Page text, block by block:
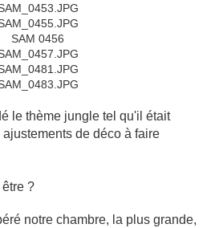
le thème jungle tel qu'il était
de déco à faire
?
notre chambre, la plus grande,